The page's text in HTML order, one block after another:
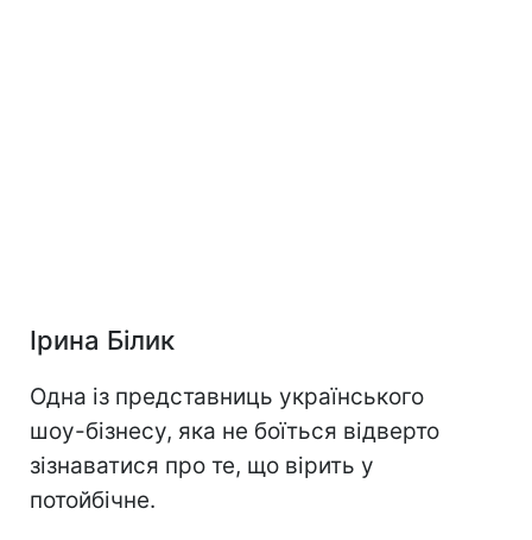
Ірина Білик
Одна із представниць українського
шоу-бізнесу, яка не боїться відверто
зізнаватися про те, що вірить у
потойбічне.